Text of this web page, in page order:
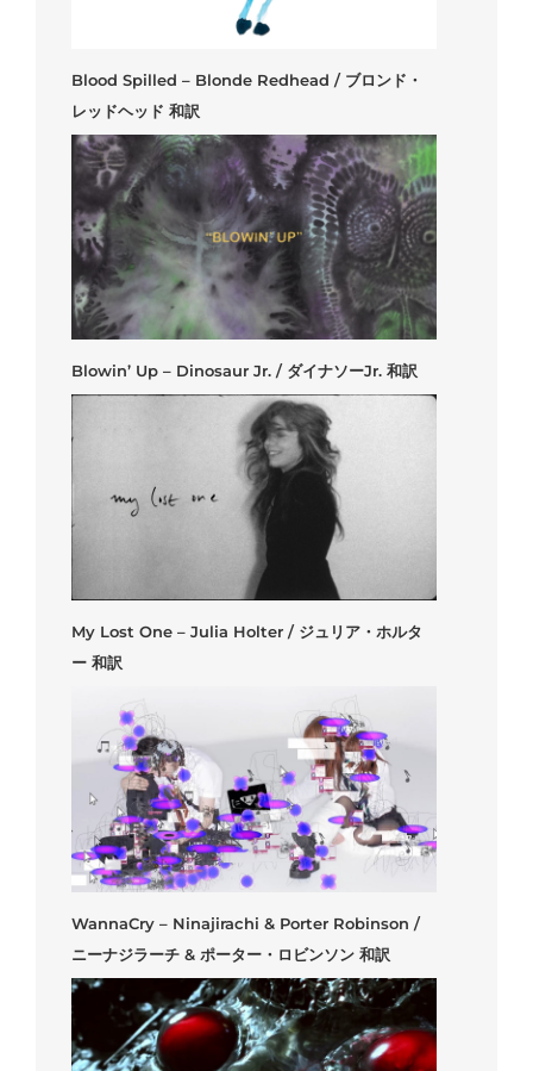
Blood Spilled – Blonde Redhead / ブロンド・
レッドヘッド 和訳
Blowin’ Up – Dinosaur Jr. / ダイナソーJr. 和訳
My Lost One – Julia Holter / ジュリア・ホルタ
ー 和訳
WannaCry – Ninajirachi & Porter Robinson /
ニーナジラーチ & ポーター・ロビンソン 和訳